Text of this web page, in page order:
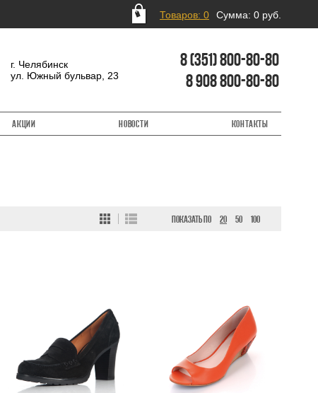
Товаров: 0 Сумма: 0 руб.
г. Челябинск
ул. Южный бульвар, 23
8 (351) 800-80-80
8 908 800-80-80
Акции Новости Контакты
ПОКАЗАТЬ ПО 20 50 100